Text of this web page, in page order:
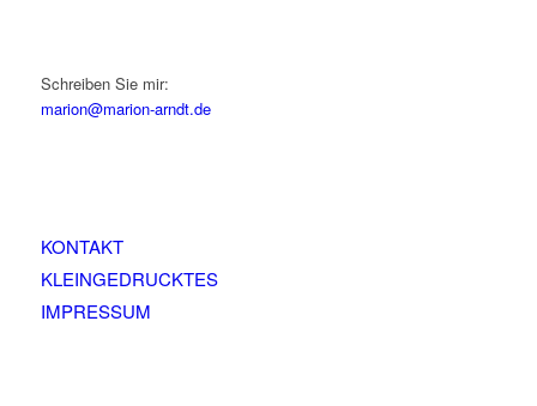
Schreiben Sie mir:
marion@marion-arndt.de
KONTAKT
KLEINGEDRUCKTES
IMPRESSUM